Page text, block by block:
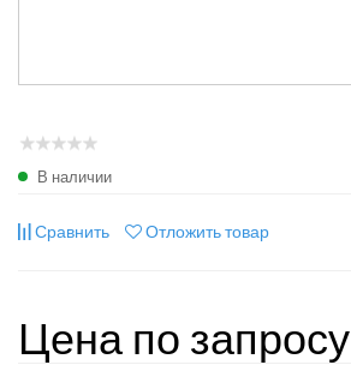
В наличии
Сравнить Отложить товар
Цена по запросу